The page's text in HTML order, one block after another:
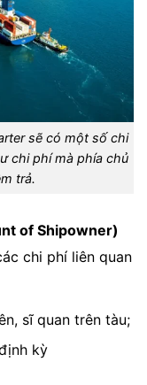
sẽ có một số chi
chi phí mà phía chủ
trả.
of Shipowner)
chi phí liên quan
sĩ quan trên tàu;
kỳ